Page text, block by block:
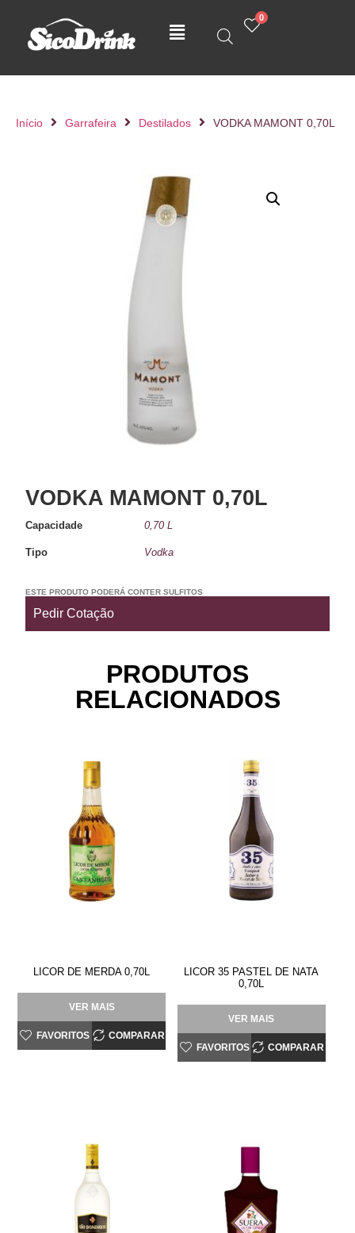
0
Início Garrafeira Destilados VODKA MAMONT 0,70L
VODKA MAMONT 0,70L
Capacidade 0,70 L
Tipo Vodka
ESTE PRODUTO PODERÁ CONTER SULFITOS
Pedir Cotação
PRODUTOS
RELACIONADOS
LICOR DE MERDA 0,70L
VER MAIS
FAVORITOS COMPARAR
LICOR 35 PASTEL DE NATA
0,70L
VER MAIS
FAVORITOS COMPARAR